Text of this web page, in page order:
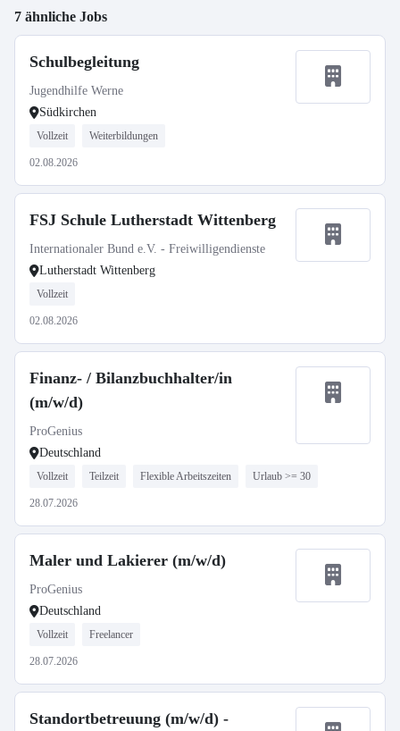
7 ähnliche Jobs
Schulbegleitung
Jugendhilfe Werne
Südkirchen
Vollzeit Weiterbildungen
02.08.2026
FSJ Schule Lutherstadt Wittenberg
Internationaler Bund e.V. - Freiwilligendienste
Lutherstadt Wittenberg
Vollzeit
02.08.2026
Finanz- / Bilanzbuchhalter/in
(m/w/d)
ProGenius
Deutschland
Vollzeit Teilzeit Flexible Arbeitszeiten Urlaub >= 30
28.07.2026
Maler und Lakierer (m/w/d)
ProGenius
Deutschland
Vollzeit Freelancer
28.07.2026
Standortbetreuung (m/w/d) -